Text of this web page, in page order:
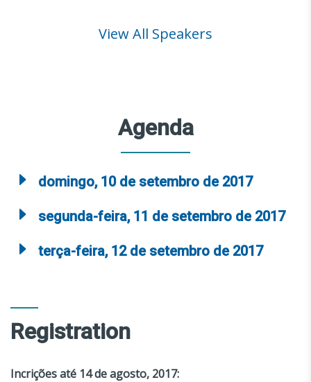
View All Speakers
Agenda
domingo, 10 de setembro de 2017
segunda-feira, 11 de setembro de 2017
terça-feira, 12 de setembro de 2017
Registration
Incrições até 14 de agosto, 2017: